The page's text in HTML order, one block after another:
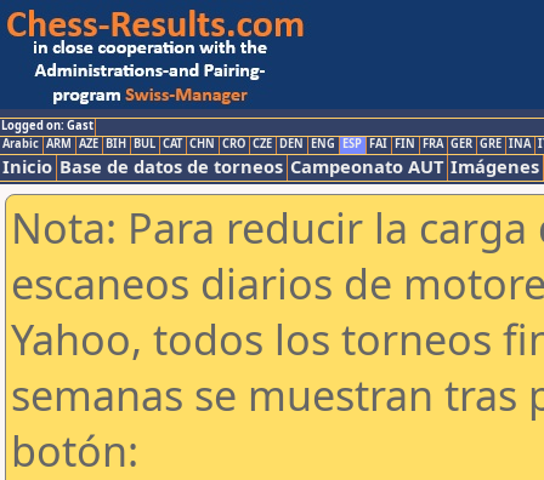
Logged on: Gast
Arabic ARM AZE BIH BUL CAT CHN CRO CZE DEN ENG ESP FAI FIN FRA GER GRE INA
Inicio Base de datos de torneos Campeonato AUT Imágenes
Nota: Para reducir la
escaneos diarios de
Yahoo, todos los torneos
semanas se muestran tras
botón: